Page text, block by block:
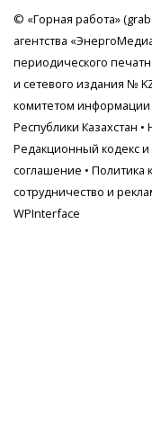
© «Горная работа»
агентства
периодического
и сетевого издания №
комитетом
Республики Казахстан •
Редакционный кодекс и
соглашение • Политика
сотрудничество и
WPInterface